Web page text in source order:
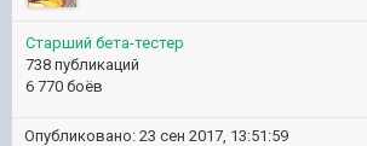
Старший бета-тестер
738 публикаций
6 770 боёв
Опубликовано: 23 сен 2017, 13:51:59